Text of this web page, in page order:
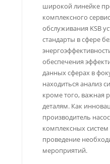
широкой линейке
комплексного
обслуживания KSB
стандарты в сфере
обеспечения
данных сферах в
находиться анализ
кроме того, важная
деталям. Как
производитель
комплексных систем
проведение
мероприятий.